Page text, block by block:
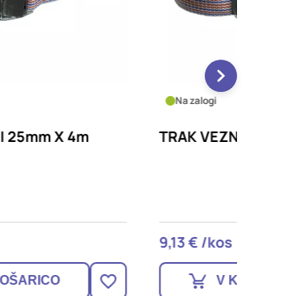
TRAK VEZNI 25mm X 2m
V KOŠARICO